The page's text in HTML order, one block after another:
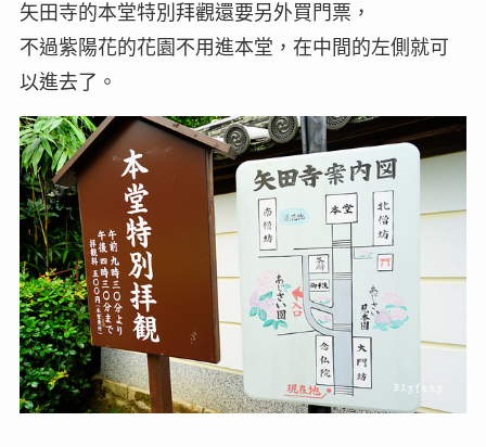
矢田寺的本堂特別拜觀還要另外買門票，
不過紫陽花的花園不用進本堂，在中間的左側就可
以進去了。